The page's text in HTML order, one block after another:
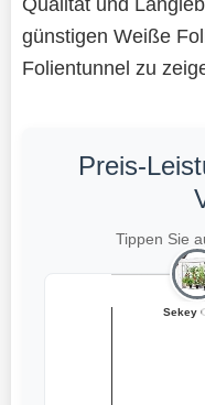
günstigen Weiße
Folientunnel zu
Preis-
Tippen Sie